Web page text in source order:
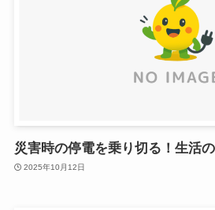
災害時の停電を乗り切る！生活
2025年10月12日